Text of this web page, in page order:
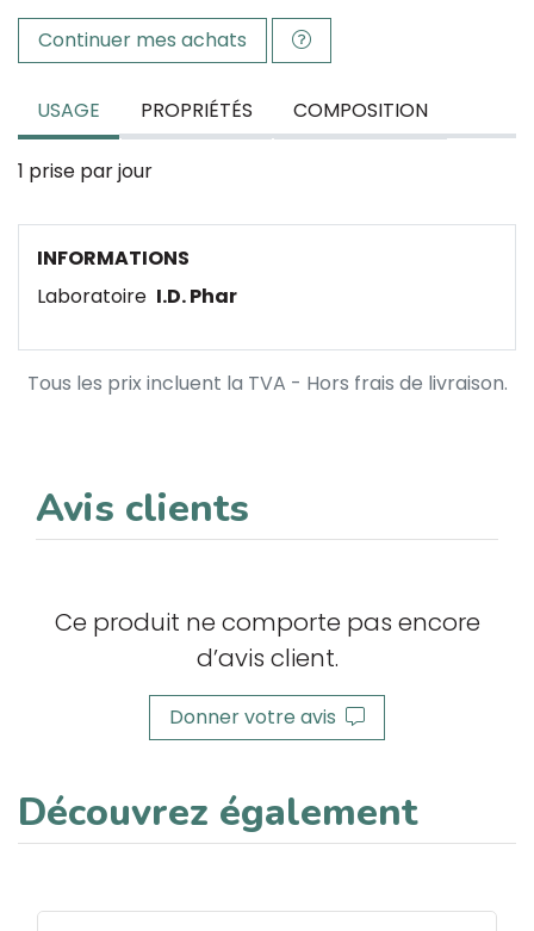
Continuer mes achats
USAGE PROPRIÉTÉS COMPOSITION
1 prise par jour
INFORMATIONS
Laboratoire I.D. Phar
Tous les prix incluent la TVA - Hors frais de livraison.
Avis clients
Ce produit ne comporte pas encore
d’avis client.
Donner votre avis
Découvrez également